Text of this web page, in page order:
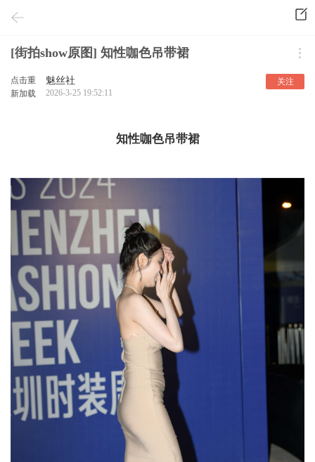
[街拍show原图] 知性咖色吊带裙
点击重
新加载
魅丝社
2026-3-25 19:52:11
关注
知性咖色吊带裙